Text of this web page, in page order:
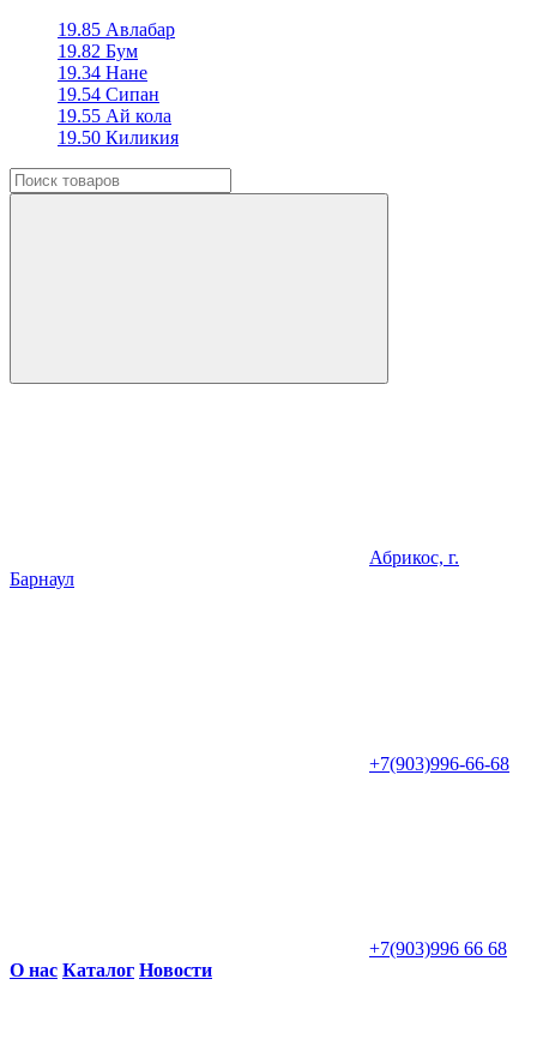
19.85 Авлабар
19.82 Бум
19.34 Нане
19.54 Сипан
19.55 Ай кола
19.50 Киликия
Абрикос, г.
Барнаул
+7(903)996-66-68
+7(903)996 66 68
О нас Каталог Новости